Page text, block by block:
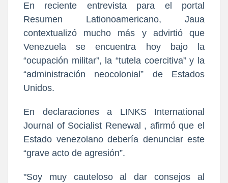
En reciente entrevista para el portal
Resumen Lationoamericano, Jaua
contextualizó mucho más y advirtió que
Venezuela se encuentra hoy bajo la
“ocupación militar”, la “tutela coercitiva” y la
“administración neocolonial” de Estados
Unidos.
En declaraciones a LINKS International
Journal of Socialist Renewal , afirmó que el
Estado venezolano debería denunciar este
“grave acto de agresión”.
"Soy muy cauteloso al dar consejos al